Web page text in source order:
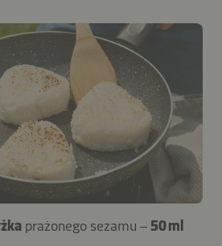
prażonego sezamu – 50 ml